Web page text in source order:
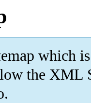
which is
the XML